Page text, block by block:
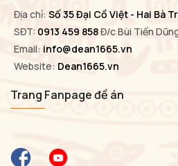
Địa chỉ: Số 35 Đại Cồ Việt - Hai Bà
SĐT: 0913 459 858Đ/c Bùi Tiến
Email: info@dean1665.vn
Website: Dean1665.vn
Trang Fanpage đề án